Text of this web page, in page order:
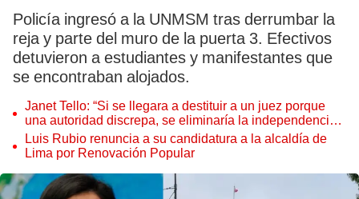
Policía ingresó a la UNMSM tras derrumbar la
reja y parte del muro de la puerta 3. Efectivos
detuvieron a estudiantes y manifestantes que
se encontraban alojados.
Janet Tello: “Si se llegara a destituir a un juez porque
una autoridad discrepa, se eliminaría la independencia
judicial”
Luis Rubio renuncia a su candidatura a la alcaldía de
Lima por Renovación Popular